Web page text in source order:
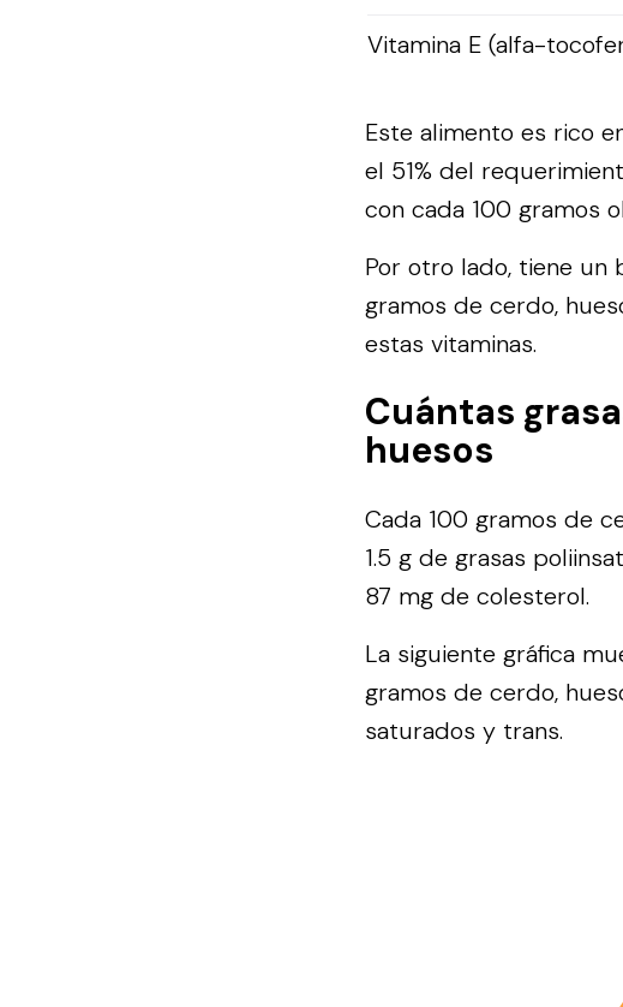
Vitamina E (alfa-
Este alimento es rico
el 51% del
con cada 100 gramos
Por otro lado, tiene un
gramos de cerdo,
estas vitaminas.
Cuántas
huesos
Cada 100 gramos de
1.5 g de grasas
87 mg de colesterol.
La siguiente gráfica
gramos de cerdo,
saturados y trans.